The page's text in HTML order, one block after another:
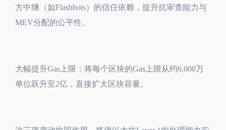
方中继（如Flashbots）的信任依赖，提升抗审查能力与
MEV分配的公平性。
大幅提升Gas上限：将每个区块的Gas上限从约6,000万
单位跃升至2亿，直接扩大区块容量。